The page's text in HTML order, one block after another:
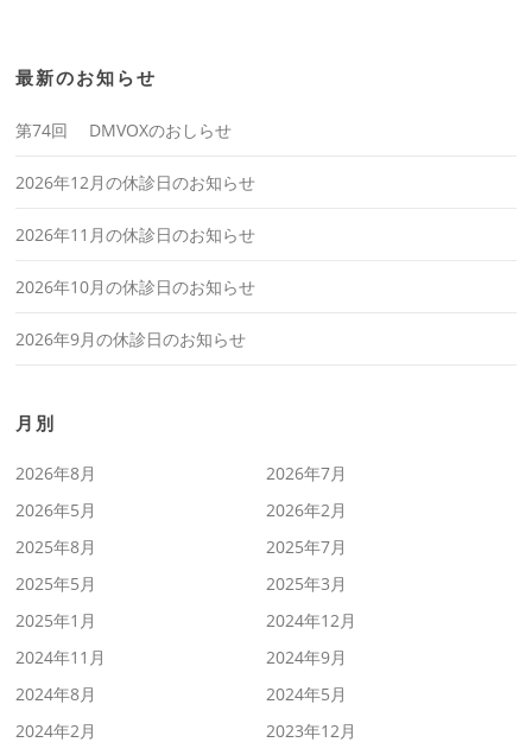
最新のお知らせ
第74回 DMVOXのおしらせ
2026年12月の休診日のお知らせ
2026年11月の休診日のお知らせ
2026年10月の休診日のお知らせ
2026年9月の休診日のお知らせ
月別
2026年8月
2026年7月
2026年5月
2026年2月
2025年8月
2025年7月
2025年5月
2025年3月
2025年1月
2024年12月
2024年11月
2024年9月
2024年8月
2024年5月
2024年2月
2023年12月